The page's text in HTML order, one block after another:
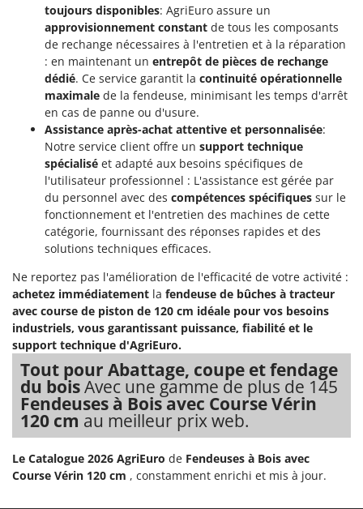
Resto Italia
Ribimex
Ripartrak
Ritter
River Systems
Robomow
Rossofuoco
Rover Pompe
Royal Food
Ryobi
S
S.T.P.
Santos
Sbaraglia
Schnitzer
Seven Italy
Shark
Silky
Sirman
toujours disponibles: AgriEuro assure un
approvisionnement constant de tous les composants
de rechange nécessaires à l'entretien et à la réparation
: en maintenant un entrepôt de pièces de rechange
dédié. Ce service garantit la continuité opérationnelle
maximale de la fendeuse, minimisant les temps d'arrêt
en cas de panne ou d'usure.
Assistance après-achat attentive et personnalisée:
Notre service client offre un support technique
spécialisé et adapté aux besoins spécifiques de
l'utilisateur professionnel : L'assistance est gérée par
du personnel avec des compétences spécifiques sur le
fonctionnement et l'entretien des machines de cette
catégorie, fournissant des réponses rapides et des
solutions techniques efficaces.
Ne reportez pas l'amélioration de l'efficacité de votre activité :
achetez immédiatement la fendeuse de bûches à tracteur
avec course de piston de 120 cm idéale pour vos besoins
industriels, vous garantissant puissance, fiabilité et le
support technique d'AgriEuro.
Tout pour Abattage, coupe et fendage
du boisAvec une gamme de plus de 145
Fendeuses à Bois avec Course Vérin
120 cm au meilleur prix web.
Le Catalogue 2026 AgriEuro de Fendeuses à Bois avec
Course Vérin 120 cm , constamment enrichi et mis à jour.